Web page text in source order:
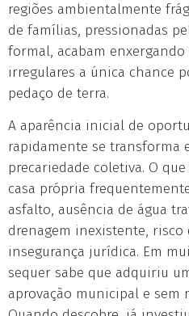
regiões ambientalmente
de famílias, pressionadas
formal, acabam
irregulares a única chance
pedaço de terra.
A aparência inicial de
rapidamente se transforma
precariedade coletiva. O
casa própria
asfalto, ausência de água
drenagem inexistente, risco
insegurança jurídica. Em
sequer sabe que adquiriu
aprovação municipal e sem